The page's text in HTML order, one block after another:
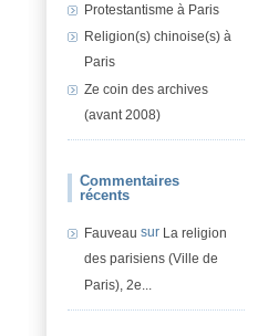
Protestantisme à Paris
Religion(s) chinoise(s) à
Paris
Ze coin des archives
(avant 2008)
Commentaires
récents
Fauveau sur La religion
des parisiens (Ville de
Paris), 2e...